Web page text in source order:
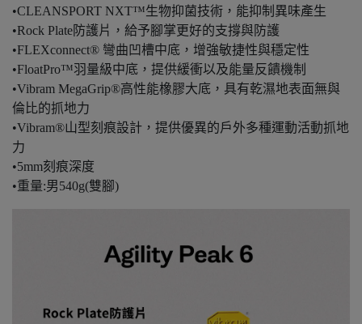
•CLEANSPORT NXT™生物抑菌技術，能抑制異味產生
•Rock Plate防護片，給予腳掌更好的支撐與防護
•FLEXconnect® 彎曲凹槽中底，增強敏捷性與穩定性
•FloatPro™羽量級中底，提供緩衝以及能量反饋機制
•Vibram MegaGrip®高性能橡膠大底，具有乾濕地表面無與
倫比的抓地力
•Vibram®山型刻痕設計，提供優異的戶外多種運動活動抓地
力
•5mm刻痕深度
•重量:男540g(雙腳)